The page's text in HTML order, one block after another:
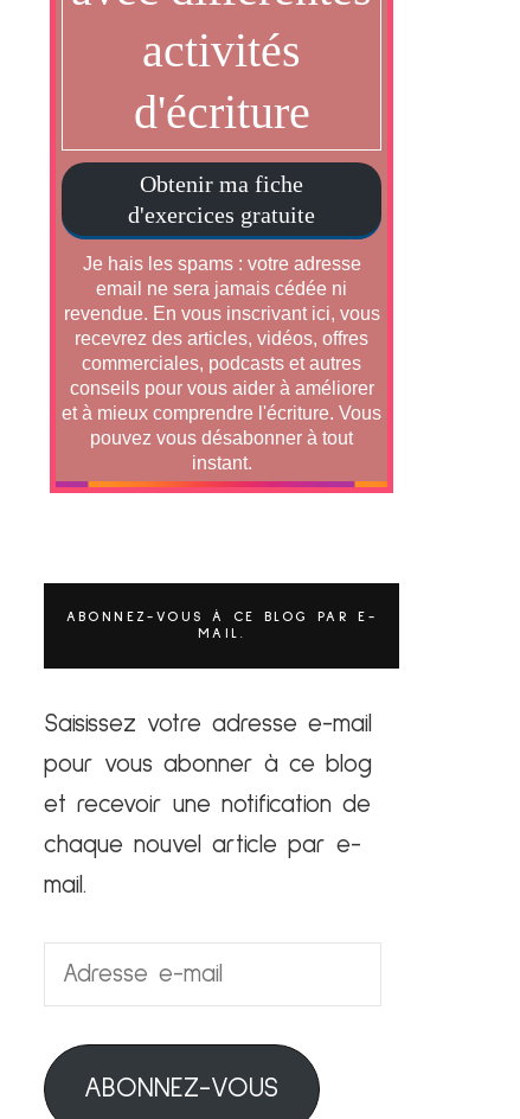
ABONNEZ-VOUS À CE BLOG PAR E-
MAIL.
Saisissez votre adresse e-mail
pour vous abonner à ce blog
et recevoir une notification de
chaque nouvel article par e-
mail.
Adresse
e-
mail
ABONNEZ-VOUS